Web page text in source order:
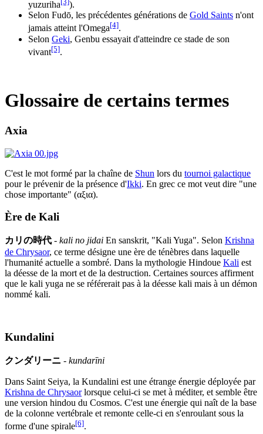
yuzuriha
).
Selon Fudō, les précédentes générations de Gold Saints n'ont
jamais atteint l'Omega[4].
Selon Geki, Genbu essayait d'atteindre ce stade de son
vivant[5].
Glossaire de certains termes
Axia
C'est le mot formé par la chaîne de Shun lors du tournoi galactique
pour le prévenir de la présence d'Ikki. En grec ce mot veut dire "une
chose importante" (αξια).
Ère de Kali
カリの時代 - kali no jidai En sanskrit, "Kali Yuga". Selon Krishna
de Chrysaor, ce terme désigne une ère de ténèbres dans laquelle
l'humanité actuelle a sombré. Dans la mythologie Hindoue Kali est
la déesse de la mort et de la destruction. Certaines sources affirment
que le kali yuga ne se référerait pas à la déesse kali mais à un démon
nommé kali.
Kundalini
クンダリーニ - kundarīni
Dans Saint Seiya, la Kundalini est une étrange énergie déployée par
Krishna de Chrysaorlorsque celui-ci se met à méditer, et semble être
une version hindou du Cosmos. C'est une énergie qui naît de la base
de la colonne vertébrale et remonte celle-ci en s'enroulant sous la
forme d'une spirale[6].